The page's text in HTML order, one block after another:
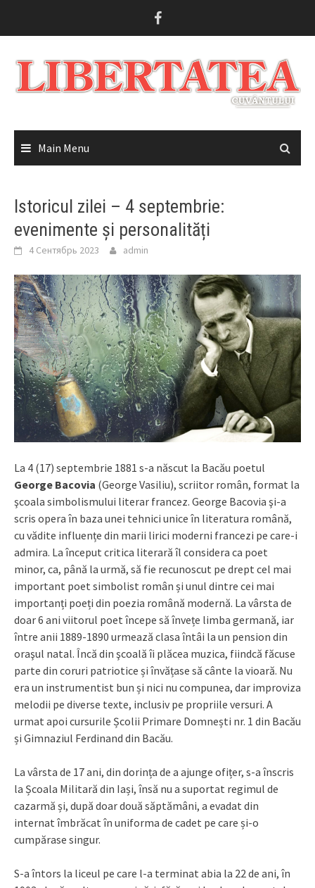
Main Menu
Istoricul zilei – 4 septembrie:
evenimente și personalități
4 Сентябрь 2023 admin
La 4 (17) septembrie 1881 s-a născut la Bacău poetul
George Bacovia (George Vasiliu), scriitor român, format la
şcoala simbolismului literar francez. George Bacovia şi-a
scris opera în baza unei tehnici unice în literatura română,
cu vădite influențe din marii lirici moderni francezi pe care-i
admira. La început critica literară îl considera ca poet
minor, ca, până la urmă, să fie recunoscut pe drept cel mai
important poet simbolist român și unul dintre cei mai
importanți poeți din poezia română modernă. La vârsta de
doar 6 ani viitorul poet începe să învețe limba germană, iar
între anii 1889-1890 urmează clasa întâi la un pension din
oraşul natal. Încă din şcoală îi plăcea muzica, fiindcă făcuse
parte din coruri patriotice și învățase să cânte la vioară. Nu
era un instrumentist bun și nici nu compunea, dar improviza
melodii pe diverse texte, inclusiv pe propriile versuri. A
urmat apoi cursurile Școlii Primare Domnești nr. 1 din Bacău
și Gimnaziul Ferdinand din Bacău.
La vârsta de 17 ani, din dorința de a ajunge ofițer, s-a înscris
la Școala Militară din Iași, însă nu a suportat regimul de
cazarmă și, după doar două săptămâni, a evadat din
internat îmbrăcat în uniforma de cadet pe care și-o
cumpărase singur.
S-a întors la liceul pe care l-a terminat abia la 22 de ani, în